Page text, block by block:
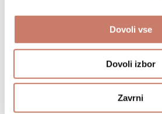
Dovoli vse
Dovoli izbor
Zavrni